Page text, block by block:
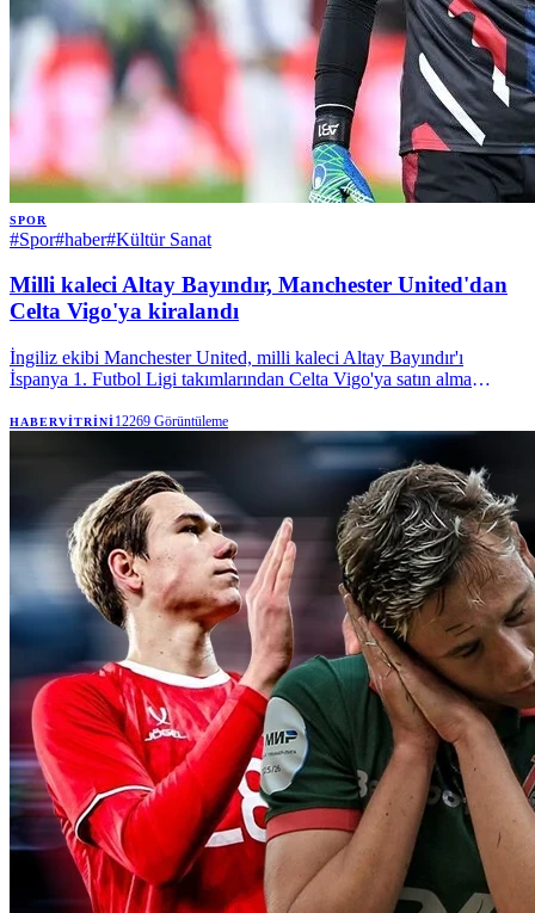
SPOR
#Spor#haber#Kültür Sanat
Milli kaleci Altay Bayındır, Manchester United'dan
Celta Vigo'ya kiralandı
İngiliz ekibi Manchester United, milli kaleci Altay Bayındır'ı
İspanya 1. Futbol Ligi takımlarından Celta Vigo'ya satın alma
HABERVITRINI12269 Görüntüleme